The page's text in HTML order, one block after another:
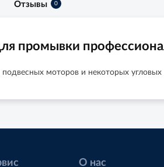
Отзывы 0
промывки
моторов и некоторых угловых
О нас